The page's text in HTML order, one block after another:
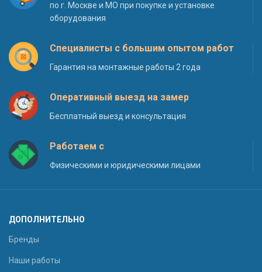
по г. Москве и МО при покупке и установке
оборудования
Специалисты с большим опытом работ
Гарантия на монтажные работы 2 года
Оперативный выезд на замер
Бесплатный выезд и консультация
Работаем с
Физическими и юридическими лицами
ДОПОЛНИТЕЛЬНО
Бренды
Наши работы